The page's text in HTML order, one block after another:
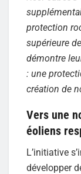
protection
supérieure
démontre
: une
création de
Vers une
éoliens
L’initiative
développer